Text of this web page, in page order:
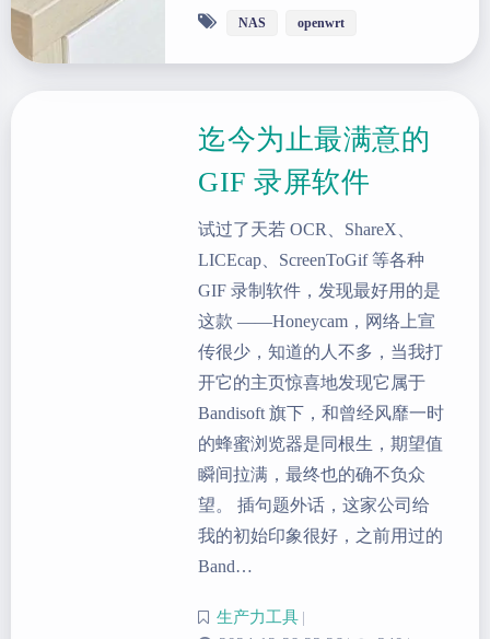
NAS openwrt
迄今为止最满意的
GIF 录屏软件
试过了天若 OCR、ShareX、
LICEcap、ScreenToGif 等各种
GIF 录制软件，发现最好用的是
这款 ——Honeycam，网络上宣
传很少，知道的人不多，当我打
开它的主页惊喜地发现它属于
Bandisoft 旗下，和曾经风靡一时
的蜂蜜浏览器是同根生，期望值
瞬间拉满，最终也的确不负众
望。 插句题外话，这家公司给
我的初始印象很好，之前用过的
Band…
生产力工具 |